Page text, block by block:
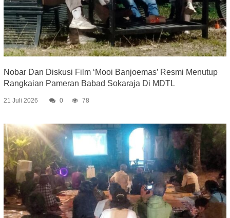
Nobar Dan Diskusi Film ‘Mooi Banjoemas’ Resmi Menutup
Rangkaian Pameran Babad Sokaraja Di MDTL
21 Juli 2026 0 78